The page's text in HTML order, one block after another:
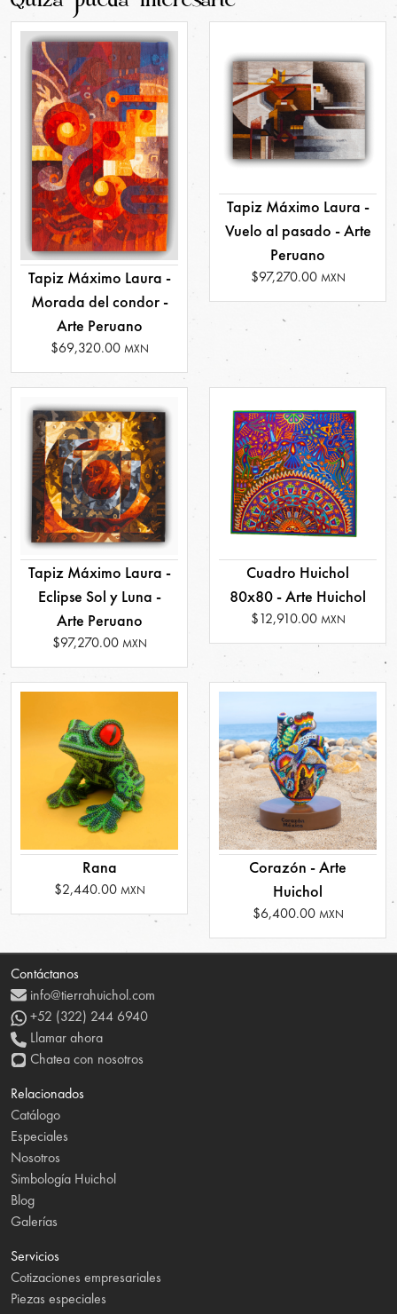
Tapiz Máximo Laura -
Morada del condor -
Arte Peruano
$69,320.00 MXN
Tapiz Máximo Laura -
Vuelo al pasado - Arte
Peruano
$97,270.00 MXN
Tapiz Máximo Laura -
Eclipse Sol y Luna -
Arte Peruano
$97,270.00 MXN
Cuadro Huichol
80x80 - Arte Huichol
$12,910.00 MXN
Rana
$2,440.00 MXN
Corazón - Arte
Huichol
$6,400.00 MXN
Contáctanos
info@tierrahuichol.com
+52 (322) 244 6940
Llamar ahora
Chatea con nosotros
Relacionados
Catálogo
Especiales
Nosotros
Simbología Huichol
Blog
Galerías
Servicios
Cotizaciones empresariales
Piezas especiales